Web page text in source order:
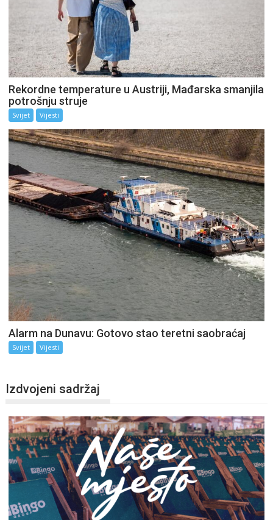
Rekordne temperature u Austriji, Mađarska smanjila
potrošnju struje
Svijet Vijesti
Alarm na Dunavu: Gotovo stao teretni saobraćaj
Svijet Vijesti
Izdvojeni sadržaj